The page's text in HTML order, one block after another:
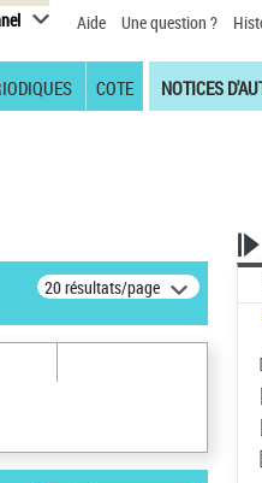
Aide Une question ?
COTE NOTICES
20 résultats/page